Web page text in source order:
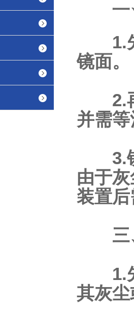
1.先
镜面。
2.再
并需
3.镜
由于
装置
三、
1.先
其灰